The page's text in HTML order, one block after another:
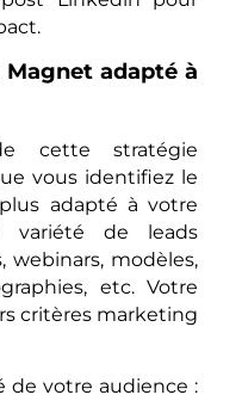
adapté à
cette stratégie
vous identifiez le
adapté à votre
variété de leads
webinars, modèles,
etc. Votre
critères marketing
de votre audience :